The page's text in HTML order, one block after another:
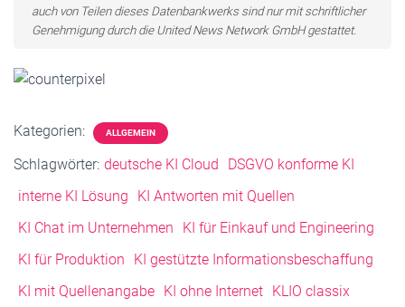
auch von Teilen dieses Datenbankwerks sind nur mit schriftlicher
Genehmigung durch die United News Network GmbH gestattet.
Kategorien: ALLGEMEIN
Schlagwörter: deutsche KI Cloud
DSGVO konforme KI
interne KI Lösung
KI Antworten mit Quellen
KI Chat im Unternehmen
KI für Einkauf und Engineering
KI für Produktion
KI gestützte Informationsbeschaffung
KI mit Quellenangabe
KI ohne Internet
KLIO classix